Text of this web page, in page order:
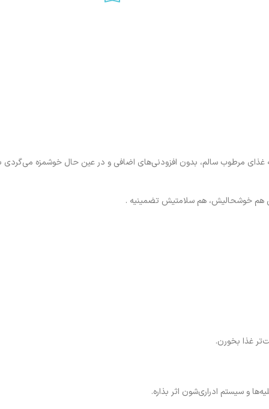
غذای مرطوب سالم، بدون افزودنی‌های اضافی و در عین حال خوشمزه می‌گردی
هم خوشحالیش، هم سلامتیش تضمینیه .
غذا بخورن.
و سیستم ادراری‌شون اثر بذاره.